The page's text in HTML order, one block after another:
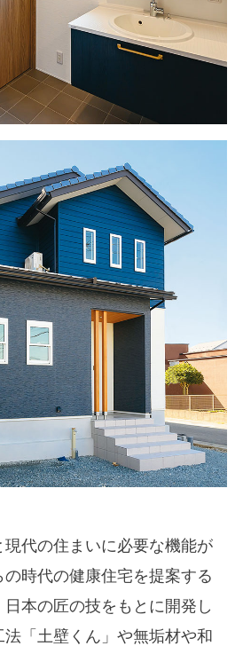
代の住まいに必要な機能が
時代の健康住宅を提案する
日本の匠の技をもとに開発し
「土壁くん」や無垢材や和